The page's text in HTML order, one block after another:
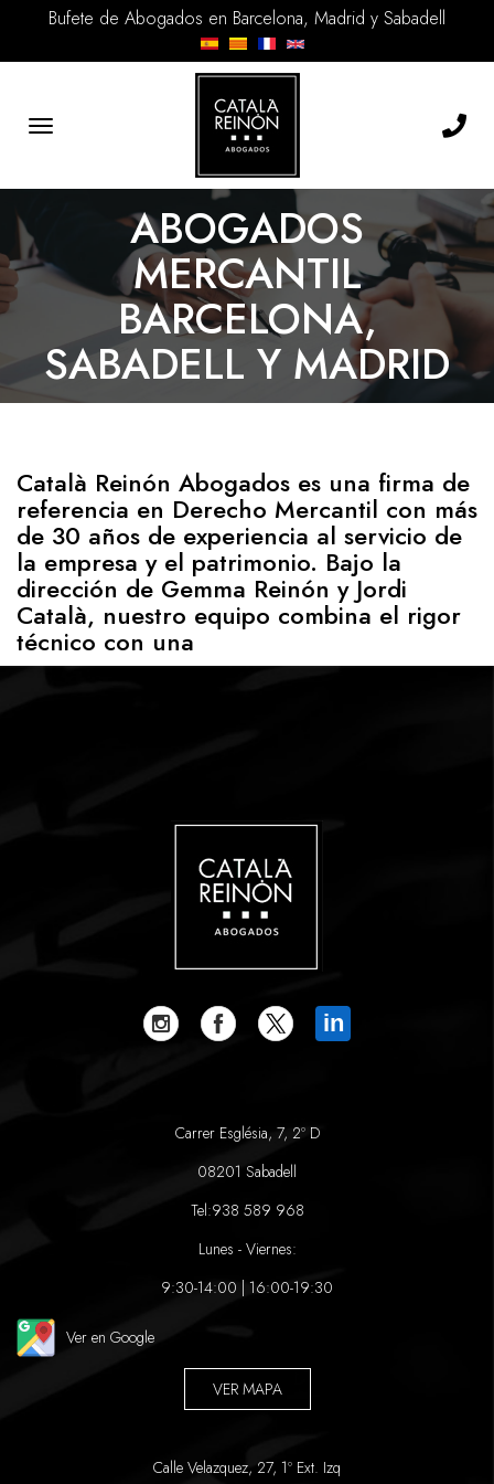
Bufete de Abogados en Barcelona, Madrid y Sabadell
Toggle
ABOGADOS
MERCANTIL
BARCELONA,
SABADELL Y MADRID
Català Reinón Abogados es una firma de
referencia en Derecho Mercantil con más
de 30 años de experiencia al servicio de
la empresa y el patrimonio. Bajo la
dirección de Gemma Reinón y Jordi
Català, nuestro equipo combina el rigor
técnico con una
in
Carrer Església, 7, 2º D
08201 Sabadell
Tel:938 589 968
Lunes - Viernes:
9:30-14:00 | 16:00-19:30
Ver en Google
VER MAPA
Calle Velazquez, 27, 1º Ext. Izq